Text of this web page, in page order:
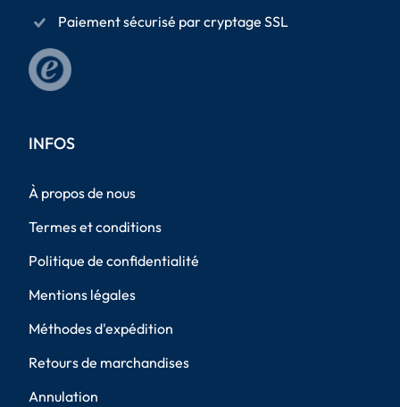
Paiement sécurisé par cryptage SSL
INFOS
À propos de nous
Termes et conditions
Politique de confidentialité
Mentions légales
Méthodes d'expédition
Retours de marchandises
Annulation